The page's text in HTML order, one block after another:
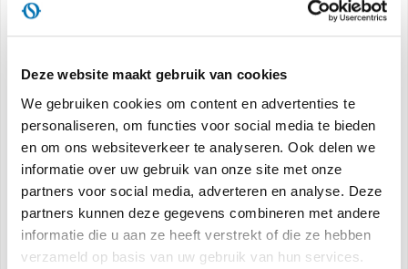
Deze website maakt gebruik van cookies
We gebruiken cookies om content en advertenties te
personaliseren, om functies voor social media te bieden
en om ons websiteverkeer te analyseren. Ook delen we
informatie over uw gebruik van onze site met onze
partners voor social media, adverteren en analyse. Deze
partners kunnen deze gegevens combineren met andere
informatie die u aan ze heeft verstrekt of die ze hebben
verzameld op basis van uw gebruik van hun services.
Ventilator
met borstelloze DC-motoren.
Standaard afstandsbedieningtouchscreen
Geïntegreerde wi-fi module voor
machinebeheer via smartphone en tablet, met
speciale app (Comfort Home)
Koudemiddel:R32*
Werkingslimieten:tot -25°C, +43°C (zie